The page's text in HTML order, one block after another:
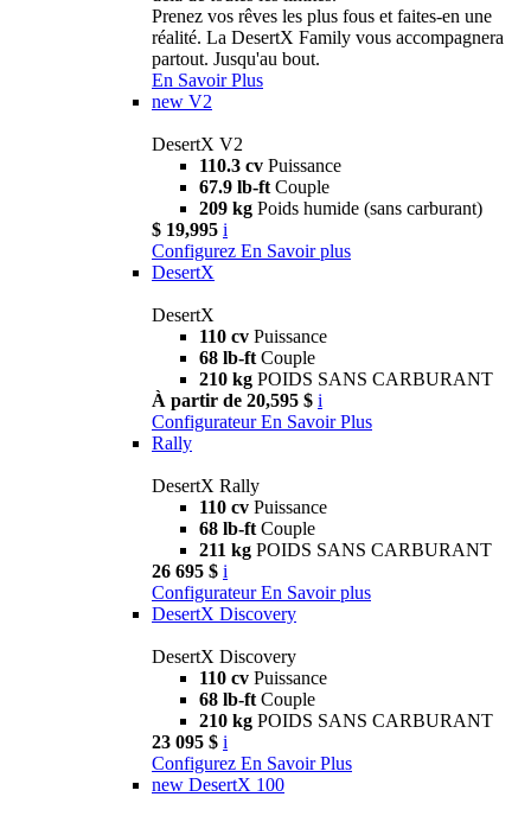
Prenez vos rêves les plus fous et faites-en une
réalité. La DesertX Family vous accompagnera
partout. Jusqu'au bout.
En Savoir Plus
new V2
DesertX V2
110.3 cv Puissance
67.9 lb-ft Couple
209 kg Poids humide (sans carburant)
$ 19,995 i
Configurez En Savoir plus
DesertX
DesertX
110 cv Puissance
68 lb-ft Couple
210 kg POIDS SANS CARBURANT
À partir de 20,595 $ i
Configurateur En Savoir Plus
Rally
DesertX Rally
110 cv Puissance
68 lb-ft Couple
211 kg POIDS SANS CARBURANT
26 695 $ i
Configurateur En Savoir plus
DesertX Discovery
DesertX Discovery
110 cv Puissance
68 lb-ft Couple
210 kg POIDS SANS CARBURANT
23 095 $ i
Configurez En Savoir Plus
new DesertX 100